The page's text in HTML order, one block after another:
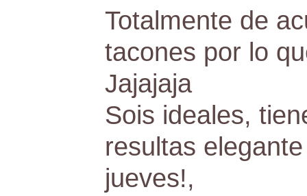
Totalmente de
tacones por lo
Jajajaja
Sois ideales,
resultas
jueves!,